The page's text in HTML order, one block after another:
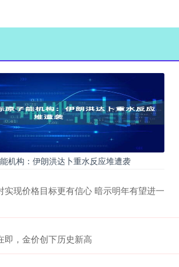
机构：伊朗洪达卜重水反应堆遭袭
实现价格目标更有信心 暗示明年有望进一
即，金价创下历史新高